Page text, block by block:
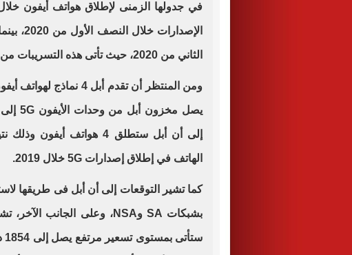
في جدولها الزمنى لإطلاق هواتف أيفون
الثاني من 2020، حيث تأتى هذه التسريبات من قبل أحد موردي أبل.
ومن المنتظر أن تقدم
إلى أن أبل ستطلق 4 هواتف
الهاتف في إطلاق إصدارات 5G خلال 2019.